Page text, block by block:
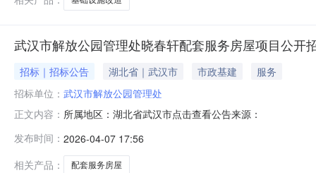
武汉市解放公园管理处晓春轩配套服务房屋项目公开
招标｜招标公告 湖北省｜武汉市 市政基建
服务
招标单位： 武汉市解放公园管理处
正文内容： 所属地区：湖北省武汉市点击查看公告来源：
发布时间： 2026-04-07 17:56
相关产品：
配套服务房屋